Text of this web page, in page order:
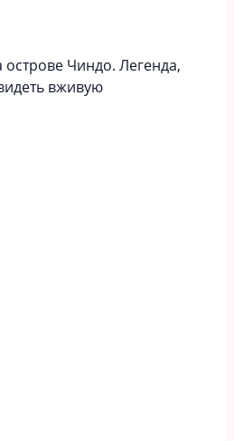
Чиндо. Легенда,
вживую